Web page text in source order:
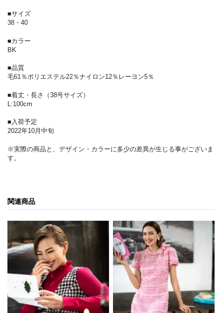
■サイズ
38・40
■カラー
BK
■品質
毛61％ポリエステル22％ナイロン12％レーヨン5％
■着丈・長さ（38号サイズ）
L:100cm
■入荷予定
2022年10月中旬
※実際の商品と、デザイン・カラーに多少の差異が生じる事がございま
す。
関連商品